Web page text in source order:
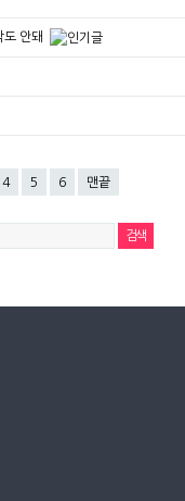
안돼
4 5 6 맨끝